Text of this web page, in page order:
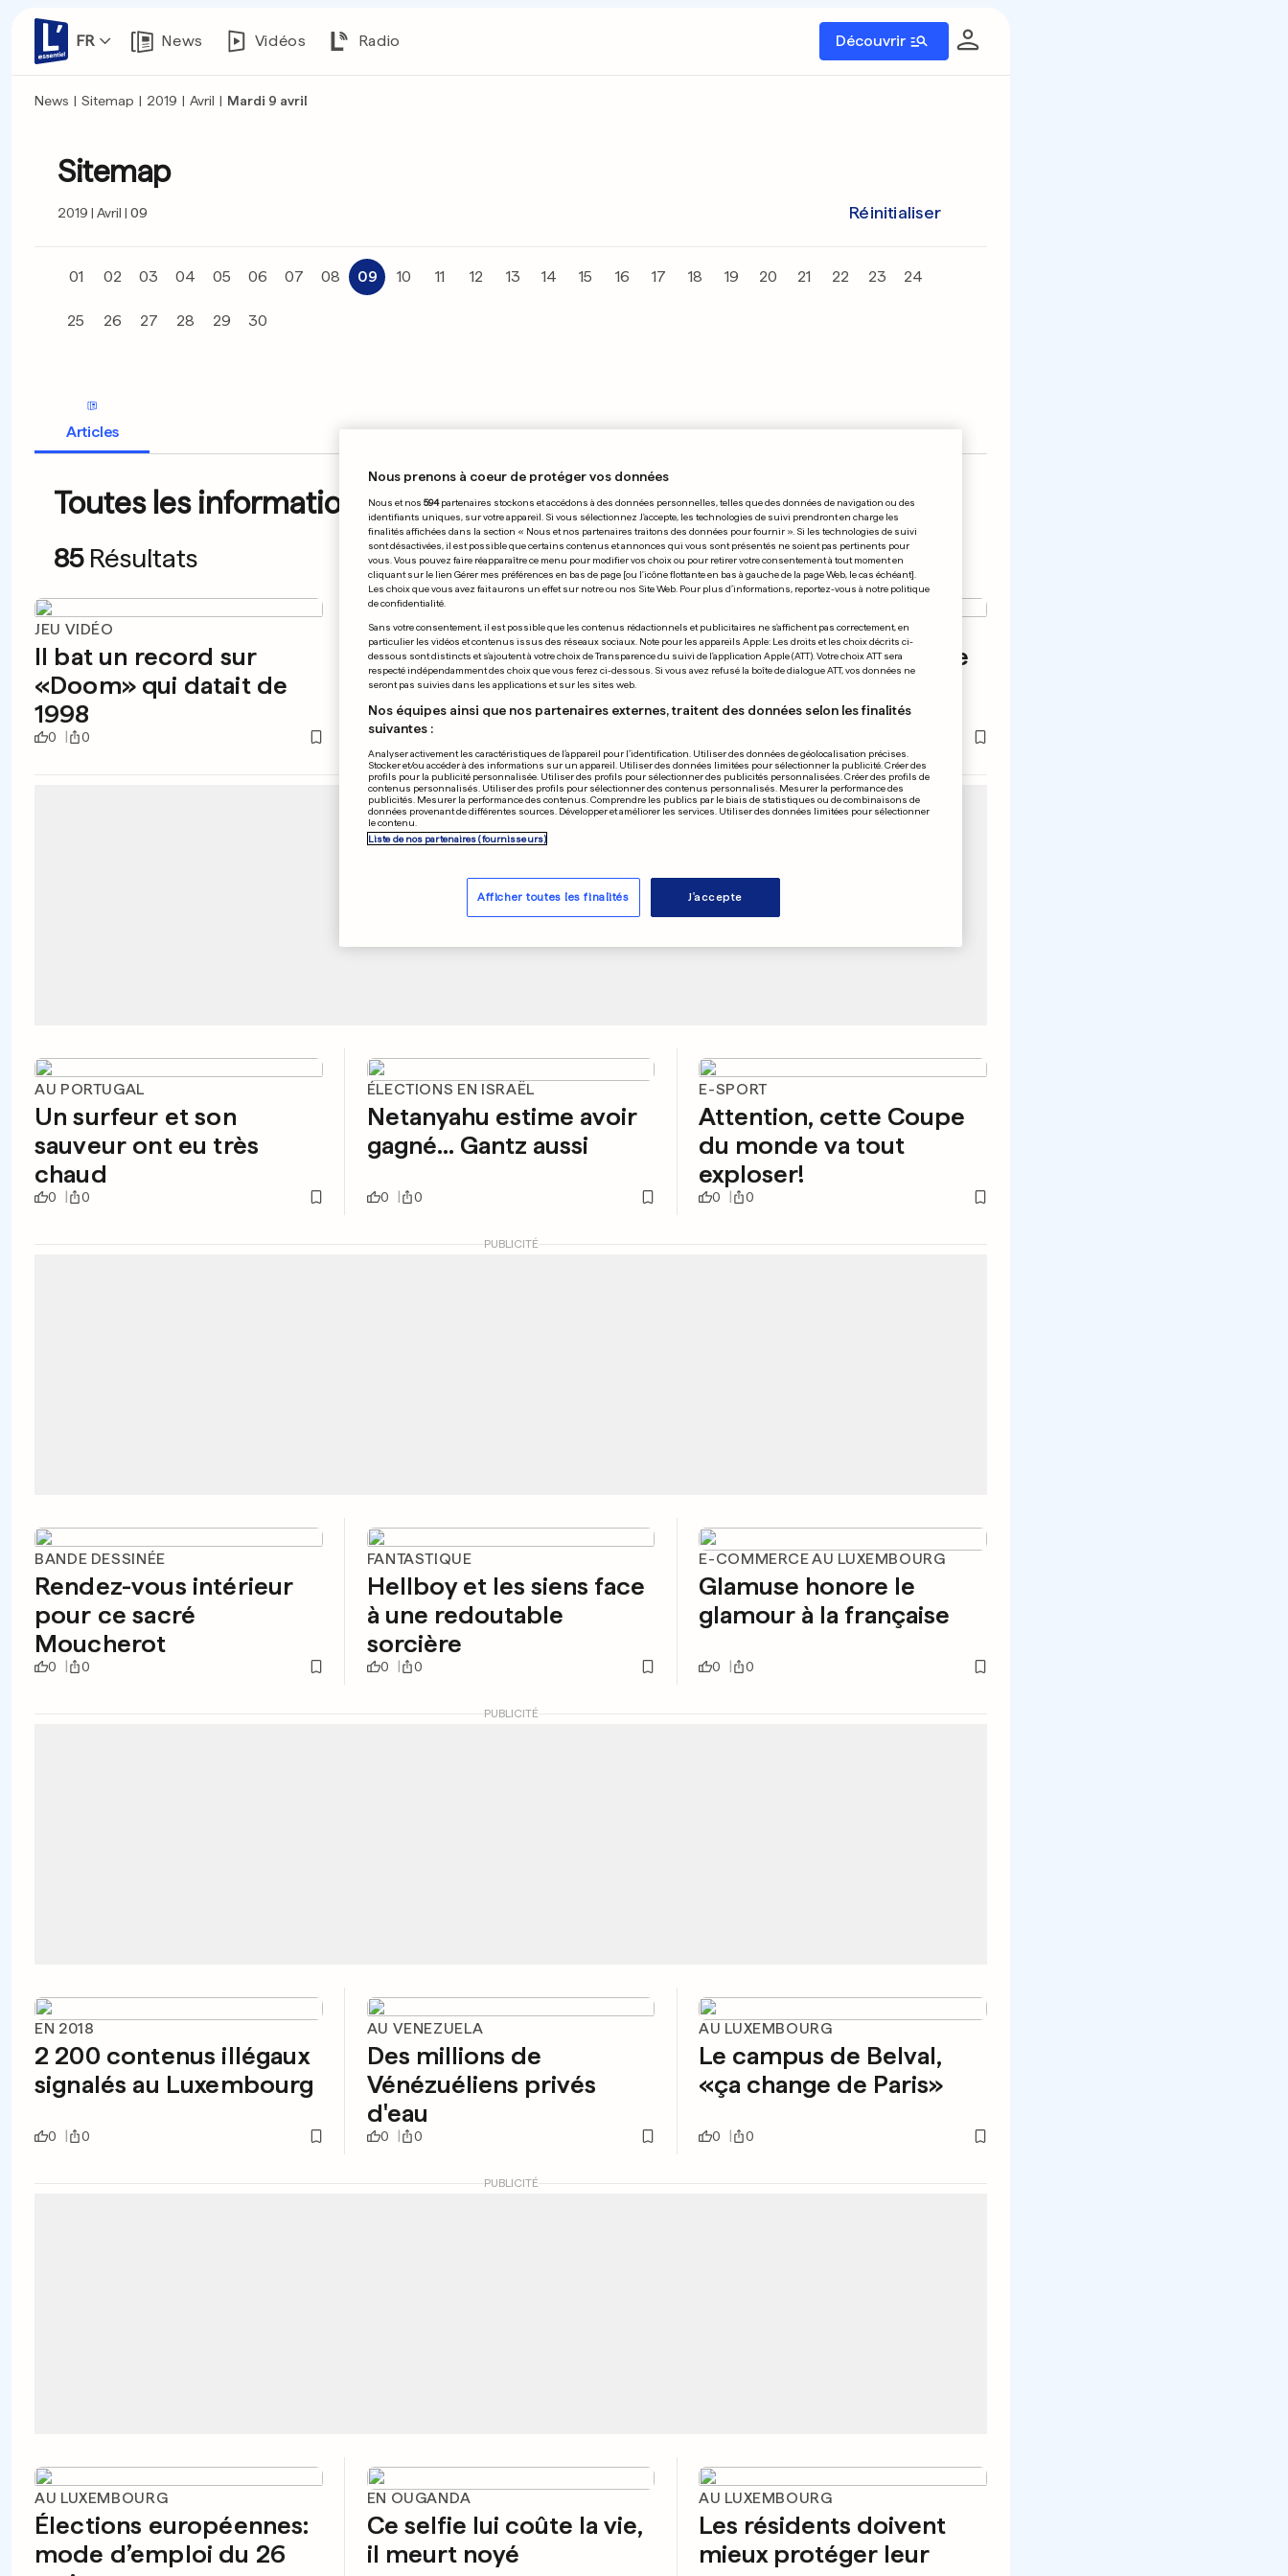
FR News Vidéos Radio Découvrir
News | Sitemap | 2019 | Avril | Mardi 9 avril
Sitemap
2019 Avril 09 Réinitialiser
01 02 03 04 05 06 07 08 09 10 11 12 13 14 15 16 17 18 19 20 21 22 23 24
25 26 27 28 29 30
Articles
Toutes les informations du 09.04.2019
85 Résultats
JEU VIDÉO
Il bat un record sur
«Doom» qui datait de
1998
0 0
FOOT/LIGUE DES CHAMPIONS
Tottenham fait plier City,
Porto perd à Liverpool
0 0
AUX ÉTATS-UNIS
Ces ados ont sauvé une
femme qui voulait en
finir
PUBLICITÉ
AU PORTUGAL
Un surfeur et son
sauveur ont eu très
chaud
0 0
ÉLECTIONS EN ISRAËL
Netanyahu estime avoir
gagné... Gantz aussi
0 0
E-SPORT
Attention, cette Coupe
du monde va tout
exploser!
0 0
PUBLICITÉ
BANDE DESSINÉE
Rendez-vous intérieur
pour ce sacré
Moucherot
0 0
FANTASTIQUE
Hellboy et les siens face
à une redoutable
sorcière
0 0
E-COMMERCE AU LUXEMBOURG
Glamuse honore le
glamour à la française
0 0
PUBLICITÉ
EN 2018
2 200 contenus illégaux
signalés au Luxembourg
0 0
AU VENEZUELA
Des millions de
Vénézuéliens privés
d'eau
0 0
AU LUXEMBOURG
Le campus de Belval,
«ça change de Paris»
0 0
PUBLICITÉ
AU LUXEMBOURG
Élections européennes:
mode d’emploi du 26
EN OUGANDA
Ce selfie lui coûte la vie,
il meurt noyé
AU LUXEMBOURG
Les résidents doivent
mieux protéger leur
Nous prenons à coeur de protéger vos données
Nous et nos 594partenaires stockons et accédons à des données personnelles, telles que des données de navigation ou des
identifiants uniques, sur votre appareil. Si vous sélectionnez J'accepte, les technologies de suivi prendront en charge les
finalités affichées dans la section « Nous et nos partenaires traitons des données pour fournir ». Si les technologies de suivi
sont désactivées, il est possible que certains contenus et annonces qui vous sont présentés ne soient pas pertinents pour
vous. Vous pouvez faire réapparaître ce menu pour modifier vos choix ou pour retirer votre consentement à tout moment en
cliquant sur le lien Gérer mes préférences en bas de page [ou l'icône flottante en bas à gauche de la page Web, le cas échéant].
Les choix que vous avez fait aurons un effet sur notre ou nos Site Web. Pour plus d’informations, reportez-vous à notre politique
de confidentialité.
Sans votre consentement, il est possible que les contenus rédactionnels et publicitaires ne s'affichent pas correctement, en
particulier les vidéos et contenus issus des réseaux sociaux. Note pour les appareils Apple: Les droits et les choix décrits ci-
dessous sont distincts et s'ajoutent à votre choix de Transparence du suivi de l'application Apple (ATT). Votre choix ATT sera
respecté indépendamment des choix que vous ferez ci-dessous. Si vous avez refusé la boîte de dialogue ATT, vos données ne
seront pas suivies dans les applications et sur les sites web.
Nos équipes ainsi que nos partenaires externes, traitent des données selon les finalités
suivantes :
Analyser activement les caractéristiques de l’appareil pour l’identification. Utiliser des données de géolocalisation précises.
Stocker et/ou accéder à des informations sur un appareil. Utiliser des données limitées pour sélectionner la publicité. Créer des
profils pour la publicité personnalisée. Utiliser des profils pour sélectionner des publicités personnalisées. Créer des profils de
contenus personnalisés. Utiliser des profils pour sélectionner des contenus personnalisés. Mesurer la performance des
publicités. Mesurer la performance des contenus. Comprendre les publics par le biais de statistiques ou de combinaisons de
données provenant de différentes sources. Développer et améliorer les services. Utiliser des données limitées pour sélectionner
le contenu.
Liste de nos partenaires (fournisseurs)
Afficher toutes les finalités J'accepte